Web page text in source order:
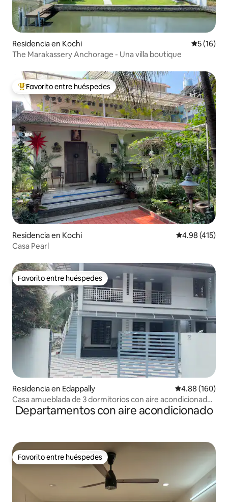
Residencia en Kochi
5 (16)
The Marakassery Anchorage - Una villa boutique
De los mejores en Favorito entre huéspedes
Favorito entre huéspedes
Residencia en Kochi Calificación
4.98 (415)
Casa Pearl
Favorito entre huéspedes
Favorito entre huéspedes
Residencia en Edappally Calificación
4.88 (160)
Casa amueblada de 3 dormitorios con aire acondicionado
cerca de LuLu Mall, Edappally
Departamentos con aire acondicionado
Favorito entre huéspedes
Favorito entre huéspedes